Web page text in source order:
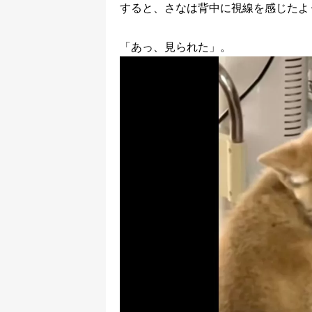
すると、さなは背中に視線を感じた
「あっ、見られた」。